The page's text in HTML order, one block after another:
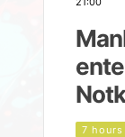
7 hours